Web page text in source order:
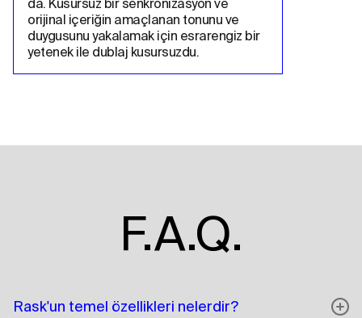
da. Kusursuz bir senkronizasyon ve
orijinal içeriğin amaçlanan tonunu ve
duygusunu yakalamak için esrarengiz bir
yetenek ile dublaj kusursuzdu.
F.A.Q.
Rask'un temel özellikleri nelerdir?